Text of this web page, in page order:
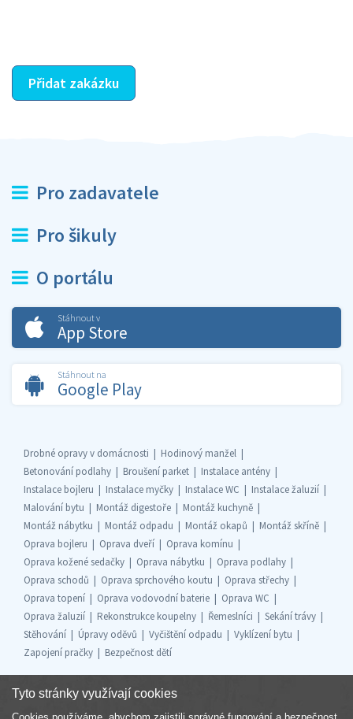
Přidat zakázku
Pro zadavatele
Pro šikuly
O portálu
Stáhnout v
App Store
Stáhnout na
Google Play
Drobné opravy v domácnosti
Hodinový manžel
Betonování podlahy
Broušení parket
Instalace antény
Instalace bojleru
Instalace myčky Instalace WC
Instalace žaluzií
Malování bytu
Montáž digestoře
Montáž kuchyně
Montáž nábytku
Montáž odpadu Montáž okapů
Montáž skříně
Oprava bojleru
Oprava dveří
Oprava komínu
Oprava kožené sedačky
Oprava nábytku
Oprava podlahy
Oprava schodů
Oprava sprchového koutu
Oprava střechy
Oprava topení
Oprava vodovodní baterie
Oprava WC
Oprava žaluzií
Rekonstrukce koupelny Řemeslníci
Sekání trávy
Stěhování
Úpravy oděvů Vyčištění odpadu
Vyklízení bytu
Zapojení pračky
Bezpečnost dětí
Tyto stránky využívají cookies